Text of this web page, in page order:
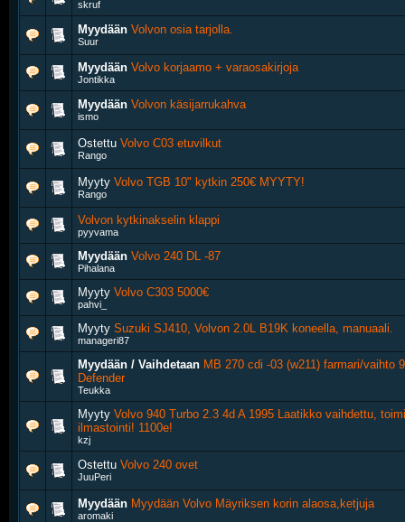
skruf
Myydään Volvon osia tarjolla.
Suur
Myydään Volvo korjaamo + varaosakirjoja
Jontikka
Myydään Volvon käsijarrukahva
ismo
Ostettu Volvo C03 etuvilkut
Rango
Myyty Volvo TGB 10" kytkin 250€ MYYTY!
Rango
Volvon kytkinakselin klappi
pyyvama
Myydään Volvo 240 DL -87
Pihalana
Myyty Volvo C303 5000€
pahvi_
Myyty Suzuki SJ410, Volvon 2.0L B19K koneella, manuaali.
manageri87
Myydään / Vaihdetaan MB 270 cdi -03 (w211) farmari/vaihto
Defender
Teukka
Myyty Volvo 940 Turbo 2.3 4d A 1995 Laatikko vaihdettu,
ilmastointi! 1100e!
kzj
Ostettu Volvo 240 ovet
JuuPeri
Myydään Myydään Volvo Mäyriksen korin alaosa,ketjuja
aromaki